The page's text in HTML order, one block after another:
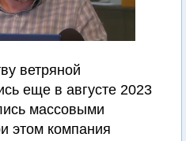
ветряной
еще в августе 2023
массовыми
этом компания